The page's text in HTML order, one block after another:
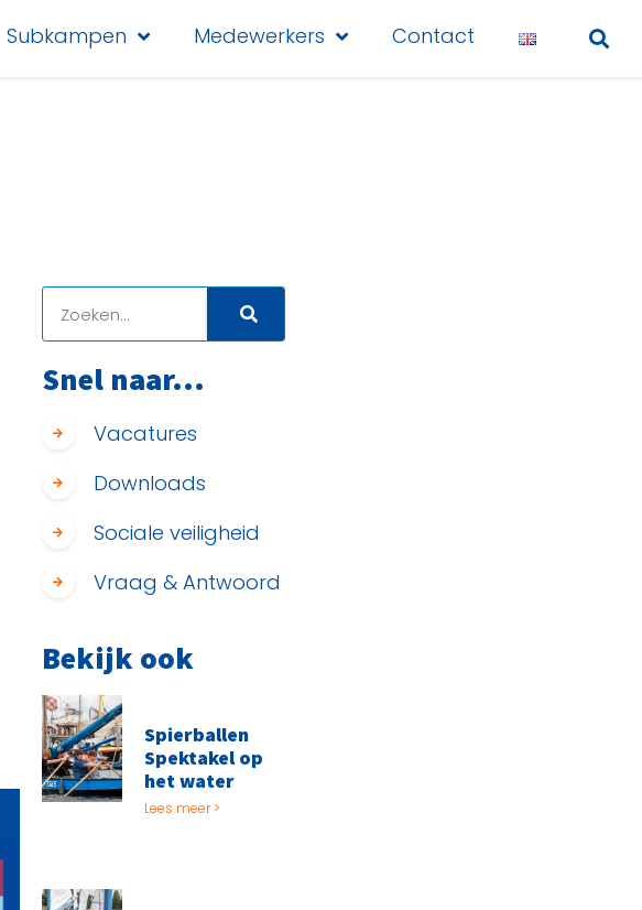
Subkampen Medewerkers Contact
Snel naar...
Vacatures
Downloads
Sociale veiligheid
Vraag & Antwoord
Bekijk ook
Spierballen
Spektakel op
het water
Lees meer >